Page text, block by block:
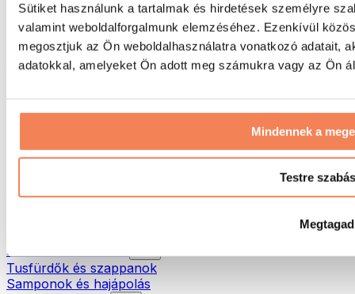
Sütiket használunk a tartalmak és hirdetések személyre
valamint weboldalforgalmunk elemzéséhez. Ezenkívül
megosztjuk az Ön weboldalhasználatra vonatkozó adatait,
adatokkal, amelyeket Ön adott meg számukra vagy az Ön
Mindennek a
Testre szabás
Megtagad
Futás
Küzdősportok
Kerékpározás
Jóga és pilates
Úszás
Túrázás
Vörösfény-terápia
Öko háztartás
Natúrkozmetikumok
Tusfürdők és szappanok
Samponok és hajápolás